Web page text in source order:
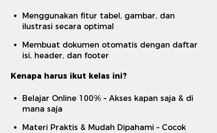
Menggunakan fitur tabel, gambar, dan
ilustrasi secara optimal
Membuat dokumen otomatis dengan daftar
isi, header, dan footer
Kenapa harus ikut kelas ini?
Belajar Online 100% – Akses kapan saja & di
mana saja
Materi Praktis & Mudah Dipahami – Cocok